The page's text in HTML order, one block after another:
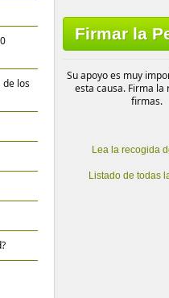
de los
Firmar la
Su apoyo es muy
esta causa. Firma la
firmas.
Lea la recogida
Listado de todas